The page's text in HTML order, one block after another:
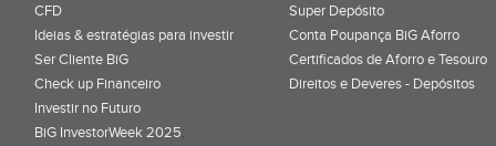
CFD
Ideias & estratégias para investir
Ser Cliente BiG
Check up Financeiro
Investir no Futuro
BiG InvestorWeek 2025;
Super Depósito
Conta Poupança BiG Aforro
Certificados de Aforro e Tesouro
Direitos e Deveres - Depósitos